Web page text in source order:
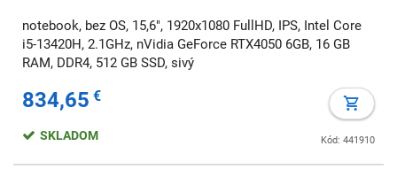
notebook, bez OS, 15,6", 1920x1080 FullHD, IPS, Intel Core
i5-13420H, 2.1GHz, nVidia GeForce RTX4050 6GB, 16 GB
RAM, DDR4, 512 GB SSD, sivý
834,65 €
Kód: 441910
SKLADOM